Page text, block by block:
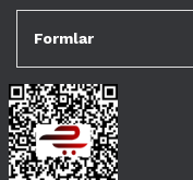
Formlar